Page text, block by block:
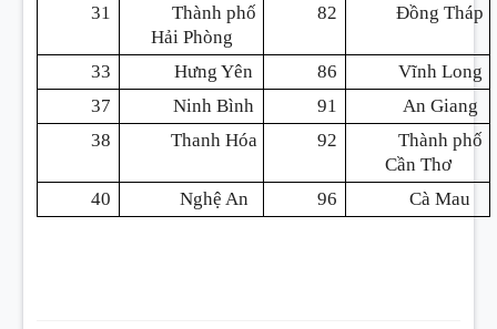
31
Thành phố
Hải Phòng
82 Đồng Tháp
33 Hưng Yên 86
Vĩnh Long
37
Ninh Bình 91
An Giang
38
Thanh Hóa 92
Thành phố
Cần Thơ
40
Nghệ An 96 Cà Mau